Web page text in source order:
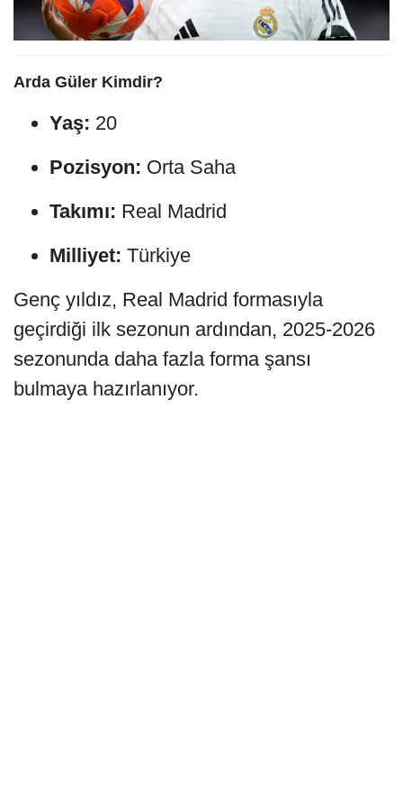
Arda Güler Kimdir?
Yaş: 20
Pozisyon: Orta Saha
Takımı: Real Madrid
Milliyet: Türkiye
Genç yıldız, Real Madrid formasıyla
geçirdiği ilk sezonun ardından, 2025-2026
sezonunda daha fazla forma şansı
bulmaya hazırlanıyor.